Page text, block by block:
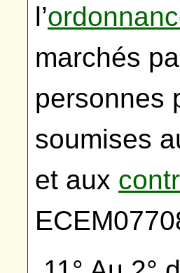
l’
marchés
personnes
soumises
et aux